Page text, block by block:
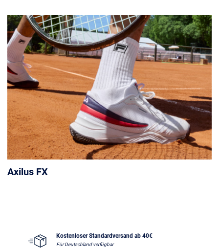
Axilus FX
Kostenloser Standardversand ab 40€
Für Deutschland verfügbar